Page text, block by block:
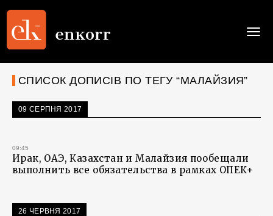
СПИСОК ДОПИСІВ ПО ТЕГУ “МАЛАЙЗИЯ”
09 СЕРПНЯ 2017
09:45
Ирак, ОАЭ, Казахстан и Малайзия пообещали
выполнить все обязательства в рамках ОПЕК+
26 ЧЕРВНЯ 2017